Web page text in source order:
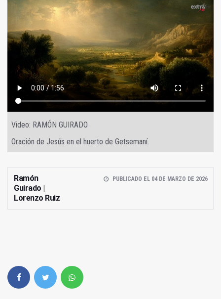
Video: RAMÓN GUIRADO
Oración de Jesús en el huerto de Getsemaní.
Ramón
Guirado |
Lorenzo Ruiz
PUBLICADO EL 04 DE MARZO DE 2026